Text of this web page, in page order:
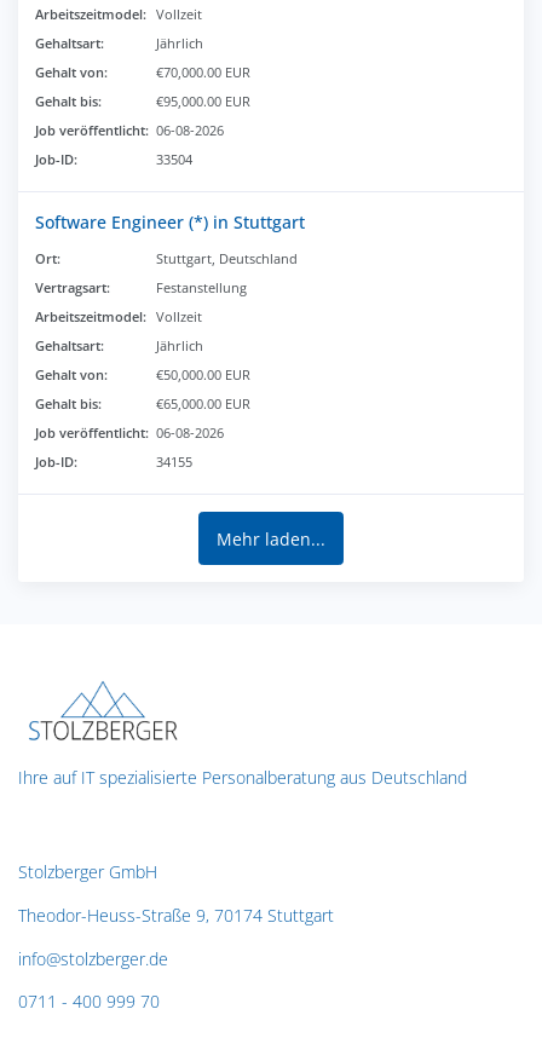
Arbeitszeitmodel: Vollzeit
Gehaltsart:
Jährlich
Gehalt von:
€70,000.00 EUR
Gehalt bis:
€95,000.00 EUR
Job veröffentlicht: 06-08-2026
Job-ID:
33504
Software Engineer (*) in Stuttgart
Ort:
Stuttgart, Deutschland
Vertragsart:
Festanstellung
Arbeitszeitmodel: Vollzeit
Gehaltsart:
Jährlich
Gehalt von:
€50,000.00 EUR
Gehalt bis:
€65,000.00 EUR
Job veröffentlicht: 06-08-2026
Job-ID:
34155
Mehr laden...
Ihre auf IT spezialisierte Personalberatung aus Deutschland
Stolzberger GmbH
Theodor-Heuss-Straße 9, 70174 Stuttgart
info@stolzberger.de
0711 - 400 999 70